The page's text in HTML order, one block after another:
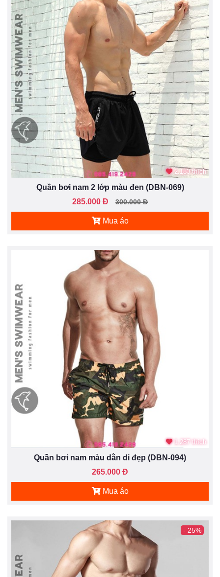
2.183 thích
Quần bơi nam 2 lớp màu đen (DBN-069)
285.000 Đ
300.000 Đ
Mua áo
1.287 thích
Quần bơi nam màu dằn di đẹp (DBN-094)
265.000 Đ
Mua áo
- 25%